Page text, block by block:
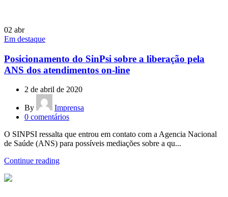
02 abr
Em destaque
Posicionamento do SinPsi sobre a liberação pela
ANS dos atendimentos on-line
2 de abril de 2020
By
Imprensa
0 comentários
O SINPSI ressalta que entrou em contato com a Agencia Nacional
de Saúde (ANS) para possíveis mediações sobre a qu...
Continue reading